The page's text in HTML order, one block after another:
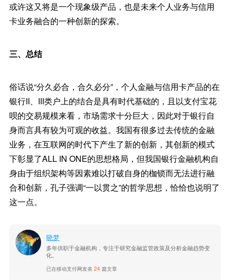
或许这又将是一个现象级产品，也是未来个人业务与信用
卡业务融合的一种创新的探索。
三、总结
俗话说“分久必合，合久必分”，个人金融与信用卡产品的在
银行II、III类户上的结合是具有时代基础的，且以支付宝花
呗的交易规模来看，市场需求十分巨大，因此对于银行自
身而言具有较为可观的收益。我国有很多过去传统的金融
业务，在互联网的时代下产生了新的创新，其创新的模式
下彰显了ALL IN ONE的思想格局，但我国银行金融机构自
身由于组织架构等因素难以打破自身的枷锁而无法进行融
合和创新，孔子强调“一以贯之”的哲学思想，恰恰也说明了
这一点。
晓梦
多年供职于金融机构，专注于研究金融监管政策及分析金融趋势变
化。
已在移动支付网发表24 篇文章